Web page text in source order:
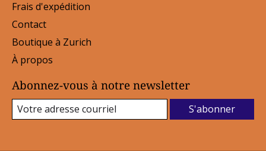
Frais d'expédition
Contact
Boutique à Zurich
À propos
Abonnez-vous à notre newsletter
S'abonner